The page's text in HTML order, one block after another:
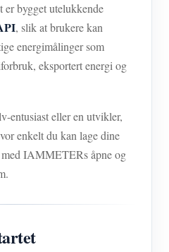
er bygget utelukkende
, slik at brukere kan
energimålinger som
eksportert energi og
entusiast eller en utvikler,
enkelt du kan lage dine
med IAMMETERs åpne og